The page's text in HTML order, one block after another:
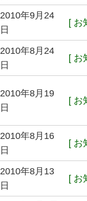
2010年9月24
日
[ お
2010年8月24
日
[ お
2010年8月19
日
[ お
2010年8月16
日
[ お
2010年8月13
日
[ お